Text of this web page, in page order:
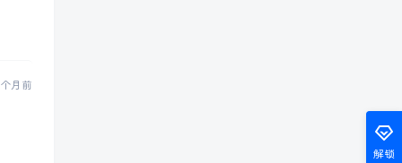
月前
解锁